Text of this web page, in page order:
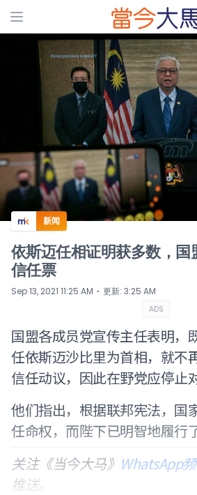
ADS
新闻
依斯迈任相证明获多数，国
信任票
Sep 13, 2021 11:25 AM ⋅ 更新: 3:25 AM
ADS
国盟各成员党宣传主任表明，
任依斯迈沙比里为首相，就不
信任动议，因此在野党应停止
他们指出，根据联邦宪法，国
任命权，而陛下已明智地履行
关注《当今大马》 WhatsApp
推送。